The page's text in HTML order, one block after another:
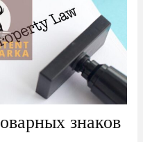
знаков